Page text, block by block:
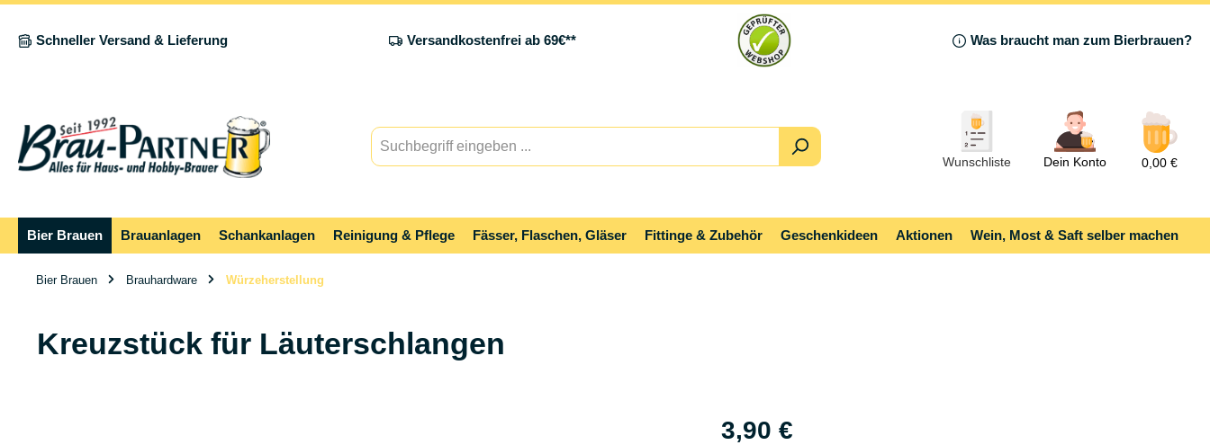
Schneller Versand & Lieferung
Versandkostenfrei ab 69€** Was braucht man zum Bierbrauen?
Wunschliste Dein Konto 0,00 €
Bier Brauen Brauanlagen Schankanlagen Reinigung & Pflege Fässer, Flaschen, Gläser Fittinge & Zubehör Geschenkideen Aktionen Wein, Most & Saft selber machen
Bier Brauen Brauhardware Würzeherstellung
Kreuzstück für Läuterschlangen
3,90 €